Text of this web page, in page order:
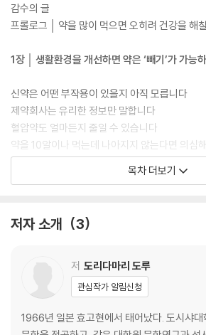
해 상시적으로 복용하는 약이 있다면 10알을 먹
에 더해 불면증이나 우울감, 스트레스를 줄이기
양제까지 먹는다면 밥보다 약을 더 많이 먹는다
내 몸이 좋아지고 있는가?
감기 증세로 들른 병원에서 의사가 문진을 하고
들여다본 다음, “이제 됐습니다. 집에 가서 푹 쉬
니다.”라고 말하면 어떨까? 몸이 안 좋아 병원
만 하고 약을 처방해주지 않는 의사가 있다면 어
“그러한 약들은 중단할 것을 권유한다.”라고 말
환자들은 우선 관련 지식이 부족하기에 약을 먹
다. 그리고 의사들의 발목을 잡고 있는 것은 ‘진
콜레스테롤, 혈당은 각각의 기준치가 있고, 그
적혀 있으니, 그것을 무시하고 약을 줄이거나 처
감수의 글
프롤로그 │ 약을 많이 먹으면 오히려 건강을 해
1장 │ 생활환경을 개선하면 약은 ‘빼기’가 가능
신약은 어떤 부작용이 있을지 아직 모릅니다
제약회사는 유리한 정보만 말합니다
혈압약도 얼마든지 줄일 수 있습니다
약을 10알이나 먹는데 나아지지 않는다면 의심
약에 의존하면 삶의 질이 떨어집니다
치매약은 사실상 거의 효과가 없습니다
효과가 확실하지 않은데도 처방하는 약이 있습니
2장 │ 비싼 약, 효과도 더 좋을까?
코로나19에 특별한 치료제는 필요 없습니다
목차 더보기
저자 소개 3
저 도리다마리 도루
관심작가 알림신청
1966년 일본 효고현에서 태어났다. 도시샤대